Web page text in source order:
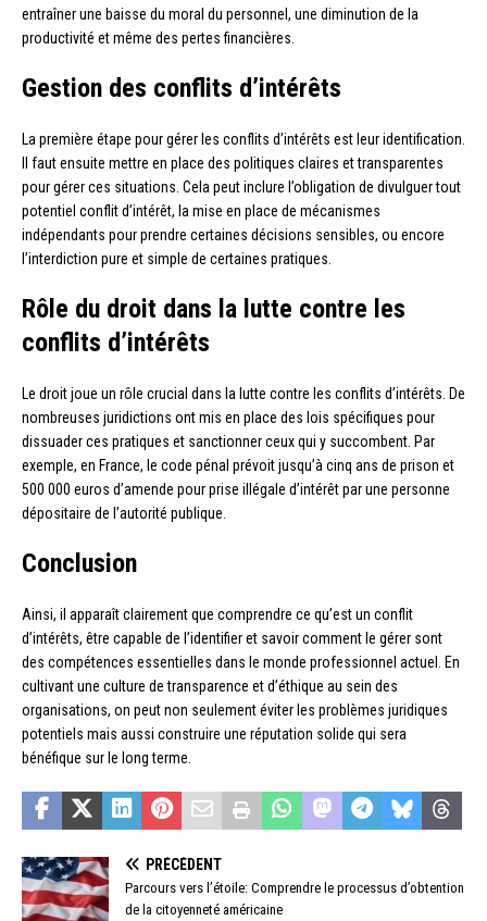
entraîner une baisse du moral du personnel, une diminution de la
productivité et même des pertes financières.
Gestion des conflits d’intérêts
La première étape pour gérer les conflits d’intérêts est leur identification.
Il faut ensuite mettre en place des politiques claires et transparentes
pour gérer ces situations. Cela peut inclure l’obligation de divulguer tout
potentiel conflit d’intérêt, la mise en place de mécanismes
indépendants pour prendre certaines décisions sensibles, ou encore
l’interdiction pure et simple de certaines pratiques.
Rôle du droit dans la lutte contre les
conflits d’intérêts
Le droit joue un rôle crucial dans la lutte contre les conflits d’intérêts. De
nombreuses juridictions ont mis en place des lois spécifiques pour
dissuader ces pratiques et sanctionner ceux qui y succombent. Par
exemple, en France, le code pénal prévoit jusqu’à cinq ans de prison et
500 000 euros d’amende pour prise illégale d’intérêt par une personne
dépositaire de l’autorité publique.
Conclusion
Ainsi, il apparaît clairement que comprendre ce qu’est un conflit
d’intérêts, être capable de l’identifier et savoir comment le gérer sont
des compétences essentielles dans le monde professionnel actuel. En
cultivant une culture de transparence et d’éthique au sein des
organisations, on peut non seulement éviter les problèmes juridiques
potentiels mais aussi construire une réputation solide qui sera
bénéfique sur le long terme.
PRÉCÉDENT
Parcours vers l’étoile: Comprendre le processus d’obtention
de la citoyenneté américaine